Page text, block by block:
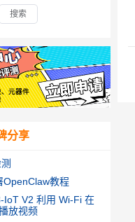
搜索
分享
OpenClaw教程
IoT V2 利用 Wi-Fi 在
放视频